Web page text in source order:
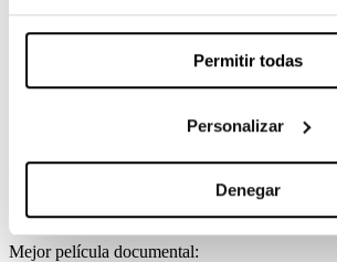
Permitir todas
Personalizar
Denegar
La última virgen, deBárbara Farréy
con un equipo técnico formado por
graduados en la escuela. Corto de final de
Corto de tercero de grado de ESCAC.
Ventura Durall
Black is Beltza, conEdu Solaen guion.
Mejor película documental: